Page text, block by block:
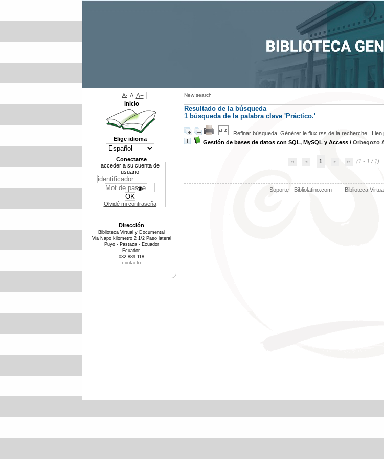
New search
Resultado de la búsqueda
1 búsqueda de la palabra clave 'Práctico.'
Refinar búsqueda Générer le flux rss de la recherche Lien
Gestión de bases de datos con SQL, MySQL y Access / Orbegozo
1 (1 - 1 / 1)
Soporte - Bibliolatino.com Biblioteca
A- A A+
Inicio
Elige idioma
Conectarse
acceder a su cuenta de
usuario
Olvidé mi contraseña
Dirección
Biblioteca Virtual y Documental
Via Napo kilometro 2 1/2 Paso lateral
Puyo - Pastaza - Ecuador
Ecuador
032 889 118
contacto